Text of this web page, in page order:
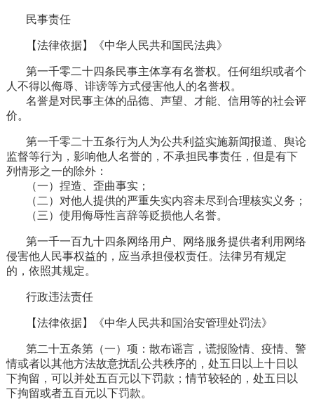
民事责任
【法律依据】《中华人民共和国民法典》
第一千零二十四条民事主体享有名誉权。任何组织或者个
人不得以侮辱、诽谤等方式侵害他人的名誉权。
名誉是对民事主体的品德、声望、才能、信用等的社会评
价。
第一千零二十五条行为人为公共利益实施新闻报道、舆论
监督等行为，影响他人名誉的，不承担民事责任，但是有下
列情形之一的除外：
（一）捏造、歪曲事实；
（二）对他人提供的严重失实内容未尽到合理核实义务；
（三）使用侮辱性言辞等贬损他人名誉。
第一千一百九十四条网络用户、网络服务提供者利用网络
侵害他人民事权益的，应当承担侵权责任。法律另有规定
的，依照其规定。
行政违法责任
【法律依据】《中华人民共和国治安管理处罚法》
第二十五条第（一）项：散布谣言，谎报险情、疫情、警
情或者以其他方法故意扰乱公共秩序的，处五日以上十日以
下拘留，可以并处五百元以下罚款；情节较轻的，处五日以
下拘留或者五百元以下罚款。